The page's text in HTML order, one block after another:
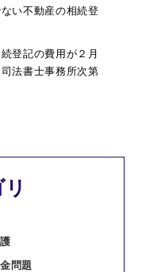
い不動産の相続登
登記の費用が２月
法書士事務所次第
問題